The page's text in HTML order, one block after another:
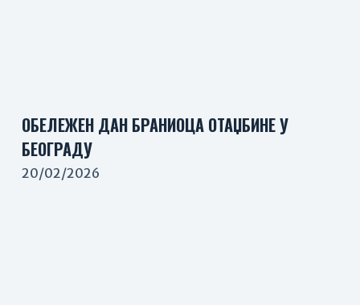
ОБЕЛЕЖЕН ДАН БРАНИОЦА ОТАЏБИНЕ У
БЕОГРАДУ
20/02/2026